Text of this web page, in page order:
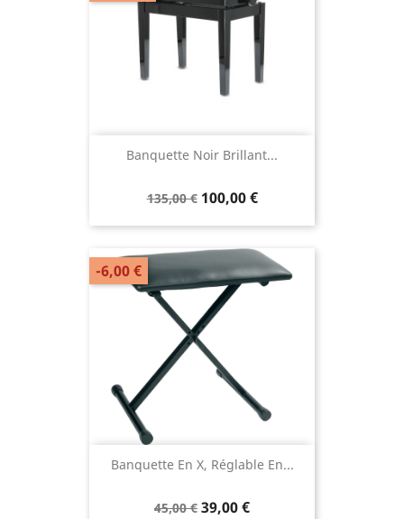
Banquette Noir Brillant...
135,00 € 100,00 €
Banquette En X, Réglable En...
45,00 € 39,00 €
-6,00 €